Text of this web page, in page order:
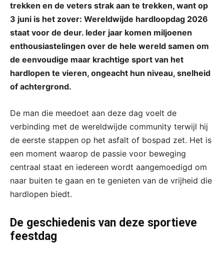
trekken en de veters strak aan te trekken, want op
3 juni is het zover: Wereldwijde hardloopdag 2026
staat voor de deur. Ieder jaar komen miljoenen
enthousiastelingen over de hele wereld samen om
de eenvoudige maar krachtige sport van het
hardlopen te vieren, ongeacht hun niveau, snelheid
of achtergrond.
De man die meedoet aan deze dag voelt de
verbinding met de wereldwijde community terwijl hij
de eerste stappen op het asfalt of bospad zet. Het is
een moment waarop de passie voor beweging
centraal staat en iedereen wordt aangemoedigd om
naar buiten te gaan en te genieten van de vrijheid die
hardlopen biedt.
De geschiedenis van deze sportieve
feestdag